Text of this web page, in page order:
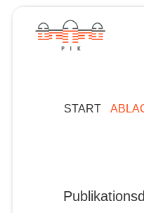
START